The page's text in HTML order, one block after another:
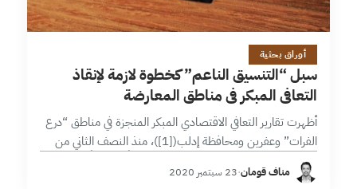
6 دقائق
أوراق بحثية
سبل “التنسيق الناعم” كخطوة لازمة لإنقاذ
التعافي المبكر في مناطق المعارضة
أظهرت تقارير التعافي الاقتصادي المبكر المنجزة في مناطق “درع
الفرات” وعفرين ومحافظة إدلب([1])، منذ النصف الثاني من
المشاريع الاقتصادية بالشكل…
مناف قومان·23 سبتمبر 2020